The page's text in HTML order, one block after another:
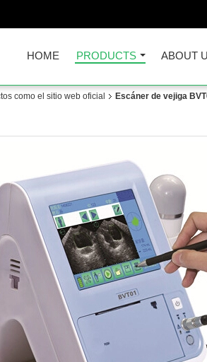
HOME PRODUCTS ABOUT
como el sitio web oficial Escáner de vejiga